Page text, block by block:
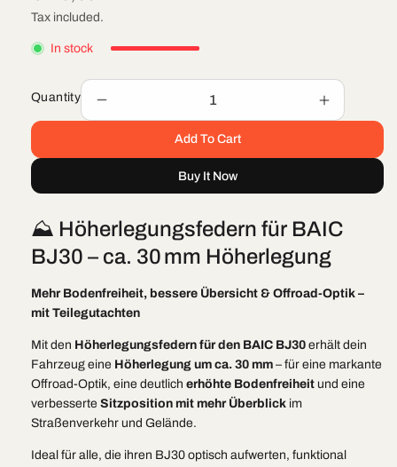
price
Tax included.
In stock
Quantity
quantity
Höherlegungsfedern
+30mm
Increase
quantity
30
+30mm
Add To Cart
Buy It Now
⛰️ Höherlegungsfedern für BAIC
BJ30 – ca. 30 mm Höherlegung
Mehr Bodenfreiheit, bessere Übersicht & Offroad-Optik –
mit Teilegutachten
Mit den Höherlegungsfedern für den BAIC BJ30 erhält dein
Fahrzeug eine Höherlegung um ca. 30 mm – für eine markante
Offroad-Optik, eine deutlich erhöhte Bodenfreiheit und eine
verbesserte Sitzposition mit mehr Überblick im
Straßenverkehr und Gelände.
Ideal für alle, die ihren BJ30 optisch aufwerten, funktional